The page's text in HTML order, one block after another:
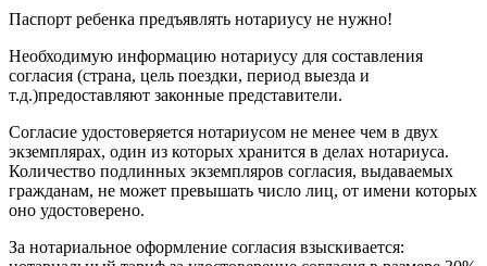
Паспорт ребенка предъявлять нотариусу не нужно!
Необходимую информацию нотариусу для составления
согласия (страна, цель поездки, период выезда и
т.д.)предоставляют законные представители.
Согласие удостоверяется нотариусом не менее чем в двух
экземплярах, один из которых хранится в делах нотариуса.
Количество подлинных экземпляров согласия, выдаваемых
гражданам, не может превышать число лиц, от имени которых
оно удостоверено.
За нотариальное оформление согласия взыскивается: